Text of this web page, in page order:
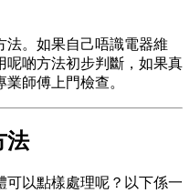
法。如果自己唔識電器維
呢啲方法初步判斷，如果真
師傅上門檢查。
法
可以點樣處理呢？以下係一